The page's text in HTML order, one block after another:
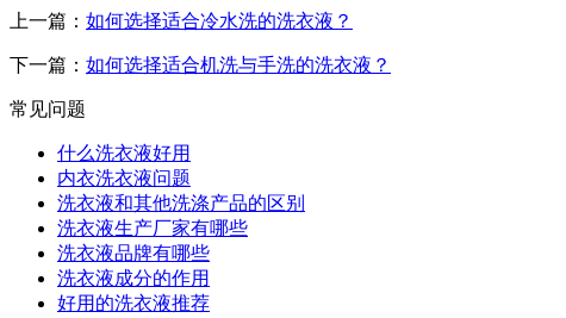
上一篇： 如何选择适合冷水洗的洗衣液？
下一篇： 如何选择适合机洗与手洗的洗衣液？
常见问题
什么洗衣液好用
内衣洗衣液问题
洗衣液和其他洗涤产品的区别
洗衣液生产厂家有哪些
洗衣液品牌有哪些
洗衣液成分的作用
好用的洗衣液推荐